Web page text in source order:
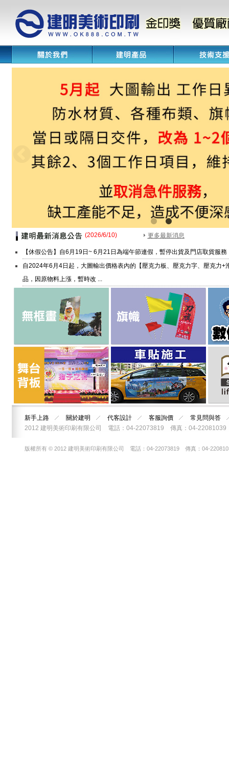
(2026/6/10) 更多最新消息
【休假公告】自6月19日~ 6月21日為端午節連假，暫停出貨及門店取貨服務
自2024年6月4日起，大圖輸出價格表內的【壓克力板、壓克力字、壓克力+
品，因原物料上漲，暫時改 ...
新手上路 關於建明 代客設計 客服詢價
常見問與答
2012 建明美術印刷有限公司 電話：04-22073819 傳真：04-22081039
版權所有 © 2012 建明美術印刷有限公司 電話：04-22073819 傳真：04-